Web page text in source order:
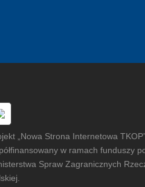
„Nowa Strona Internetowa
w ramach funduszy
Spraw Zagranicznych